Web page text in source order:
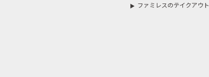
ファミレスのテイクアウト